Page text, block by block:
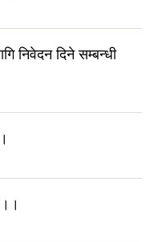
निवेदन दिने सम्बन्धी